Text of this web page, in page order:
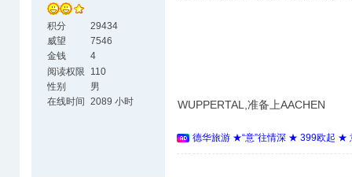
积分
29434
威望
7546
金钱
4
阅读权限
110
性别
男
在线时间
2089 小时 WUPPERTAL,准备上AACHEN
德华旅游 ★“意”往情深 ★ 399欧起 ★